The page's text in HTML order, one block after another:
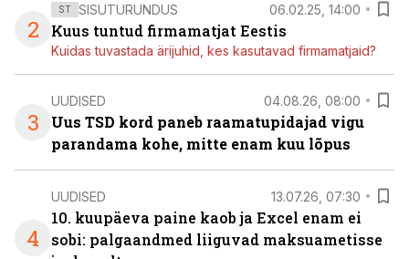
2
ST SISUTURUNDUS 06.02.25, 14:00
Kuus tuntud firmamatjat Eestis
Kuidas tuvastada ärijuhid, kes kasutavad firmamatjaid?
3
UUDISED 04.08.26, 08:00
Uus TSD kord paneb raamatupidajad vigu
parandama kohe, mitte enam kuu lõpus
4
UUDISED 13.07.26, 07:30
10. kuupäeva paine kaob ja Excel enam ei
sobi: palgaandmed liiguvad maksuametisse